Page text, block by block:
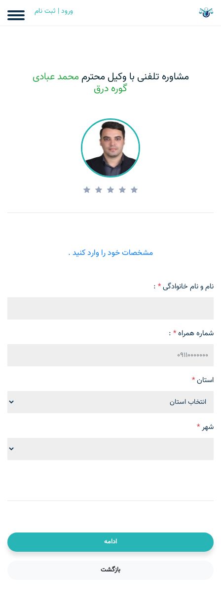
ورود | ثبت نام
مشاوره تلفنی با وکیل محترممحمد عبادی
گوره درق
مشخصات خود را وارد کنید .
نام و نام خانوادگی*
:
شماره همراه*
:
استان*
شهر*
ادامه
بازگشت